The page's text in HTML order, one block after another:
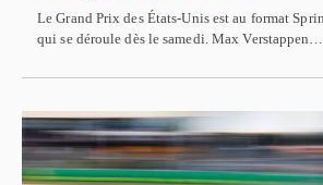
Le Grand Prix des États-Unis est au format
qui se déroule dès le samedi. Max Verstappen…